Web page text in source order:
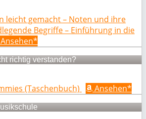
leicht gemacht – Noten und ihre
Begriffe – Einführung in die
Ansehen*
richtig verstanden?
(Taschenbuch) Ansehen*